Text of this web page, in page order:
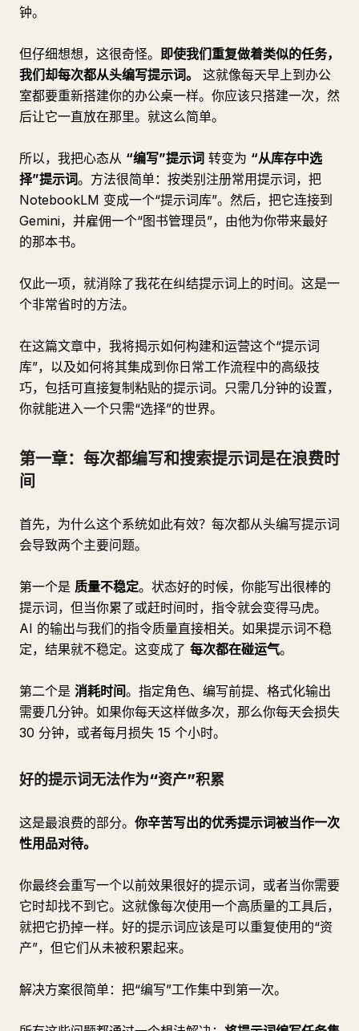
钟。
但仔细想想，这很奇怪。 即使我们重复做着类似的任务，
我们却每次都从头编写提示词。
这就像每天早上到办公
室都要重新搭建你的办公桌一样。你应该只搭建一次，然
后让它一直放在那里。就这么简单。
所以，我把心态从 “编写”提示词 转变为 “从库存中选
择”提示词。方法很简单：按类别注册常用提示词，把
NotebookLM 变成一个“提示词库”。然后，把它连接到
Gemini，并雇佣一个“图书管理员”，由他为你带来最好
的那本书。
仅此一项，就消除了我花在纠结提示词上的时间。这是一
个非常省时的方法。
在这篇文章中，我将揭示如何构建和运营这个“提示词
库”，以及如何将其集成到你日常工作流程中的高级技
巧，包括可直接复制粘贴的提示词。只需几分钟的设置，
你就能进入一个只需“选择”的世界。
第一章：每次都编写和搜索提示词是在浪费时
间
首先，为什么这个系统如此有效？每次都从头编写提示词
会导致两个主要问题。
第一个是 质量不稳定。状态好的时候，你能写出很棒的
提示词，但当你累了或赶时间时，指令就会变得马虎。
AI 的输出与我们的指令质量直接相关。如果提示词不稳
定，结果就不稳定。这变成了 每次都在碰运气。
第二个是 消耗时间。指定角色、编写前提、格式化输出
需要几分钟。如果你每天这样做多次，那么你每天会损失
30 分钟，或者每月损失 15 个小时。
好的提示词无法作为“资产”积累
这是最浪费的部分。 你辛苦写出的优秀提示词被当作一次
性用品对待。
你最终会重写一个以前效果很好的提示词，或者当你需要
它时却找不到它。这就像每次使用一个高质量的工具后，
就把它扔掉一样。好的提示词应该是可以重复使用的“资
产”，但它们从未被积累起来。
解决方案很简单：把“编写”工作集中到第一次。